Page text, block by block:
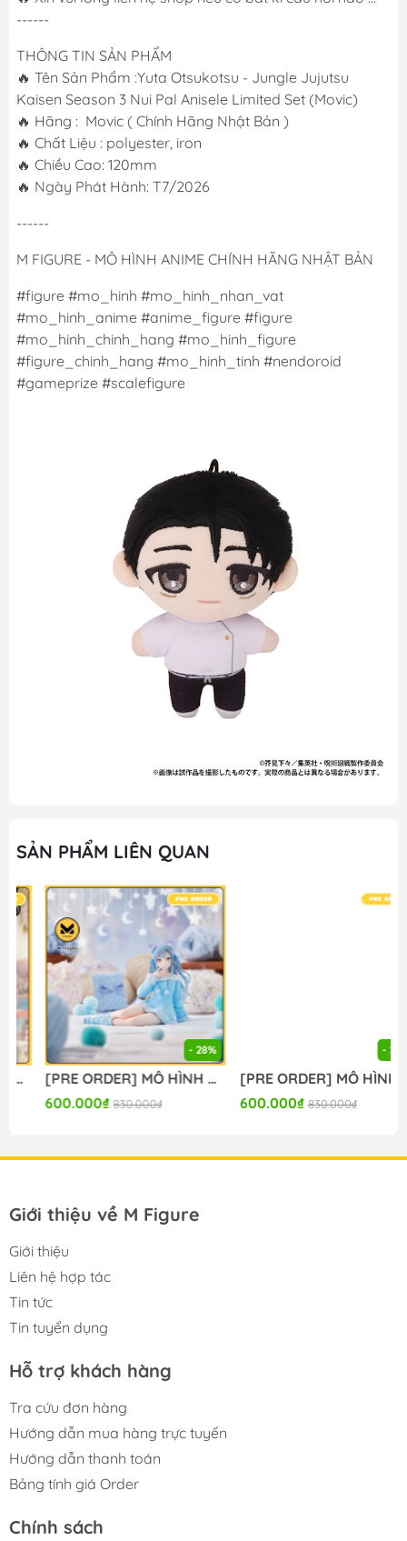
------
THÔNG TIN SẢN PHẨM
🔥 Tên Sản Phẩm :Yuta Otsukotsu - Jungle Jujutsu
Kaisen Season 3 Nui Pal Anisele Limited Set (Movic)
🔥 Hãng : Movic ( Chính Hãng Nhật Bản )
🔥 Chất Liệu : polyester, iron
🔥 Chiều Cao: 120mm
🔥 Ngày Phát Hành: T7/2026
------
M FIGURE - MÔ HÌNH ANIME CHÍNH HÃNG NHẬT BẢN
#figure #mo_hinh #mo_hinh_nhan_vat
#mo_hinh_anime #anime_figure #figure
#mo_hinh_chinh_hang #mo_hinh_figure
#figure_chinh_hang #mo_hinh_tinh #nendoroid
#gameprize #scalefigure
SẢN PHẨM LIÊN QUAN
[PRE ORDER] MÔ HÌNH BanG Dream! - BanG Dream! Ave Mujica - Togawa Sakiko - Yumemirize - ～Pajama Party!～ (Sega Fave) FIGURE CHÍNH HÃNG
600.000₫ 830.000₫
[PRE ORDER] MÔ HÌNH BanG Dream! - BanG Dream! Ave Mujica - Wakaba Mutsumi - Yumemirize - ～Pajama Party!～ (Sega Fave) FIGURE CHÍNH HÃNG
600.000₫ 830.000₫
Giới thiệu về M Figure
Giới thiệu
Liên hệ hợp tác
Tin tức
Tin tuyển dụng
Hỗ trợ khách hàng
Tra cứu đơn hàng
Hướng dẫn mua hàng trực tuyến
Hướng dẫn thanh toán
Bảng tính giá Order
Chính sách